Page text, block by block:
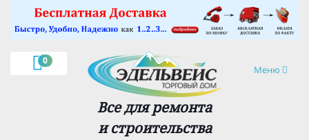
0
Навигация
Меню
Все для ремонта
и строительства
×